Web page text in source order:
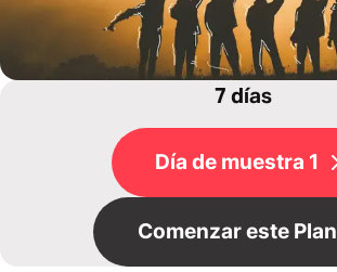
7 días
Día de muestra 1
Comenzar este Plan